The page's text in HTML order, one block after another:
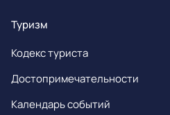
Туризм
Кодекс туриста
Достопримечательности
Календарь событий